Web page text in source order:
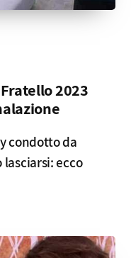
2023
condotto da
ecco